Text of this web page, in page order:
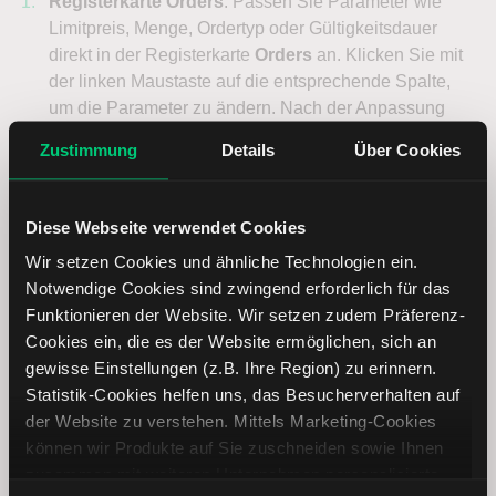
Zustimmung Details Über Cookies
Diese Webseite verwendet Cookies
Wir setzen Cookies und ähnliche Technologien ein.
Notwendige Cookies sind zwingend erforderlich für das
Funktionieren der Website. Wir setzen zudem Präferenz-
Cookies ein, die es der Website ermöglichen, sich an
gewisse Einstellungen (z.B. Ihre Region) zu erinnern.
Statistik-Cookies helfen uns, das Besucherverhalten auf
der Website zu verstehen. Mittels Marketing-Cookies
können wir Produkte auf Sie zuschneiden sowie Ihnen
Limitpreis, Menge, Ordertyp oder Gültigkeitsdauer
direkt in der Registerkarte Orders an. Klicken Sie mit
der linken Maustaste auf die entsprechende Spalte,
um die Parameter zu ändern. Nach der Anpassung
Aktualisieren
. Bestätigen Sie die Orderübermittlung
Chart Interaktion: Klicken Sie mit der rechten
Maustaste auf die blaue Linie im Chart. Wählen Sie im
darauf folgenden MenüÄndern > Orderticket, um
Anpassungen im Orderticker vorzunehmen.
Nach der Anpassung klicken Sie aufVorschau ,
ÜbermittelnoderAnnehmenwählen, um die Order
zu aktualisieren.